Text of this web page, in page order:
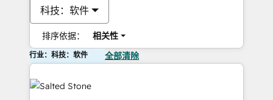
科技：软件
排序依据： 相关性
行业：科技：软件 全部清除